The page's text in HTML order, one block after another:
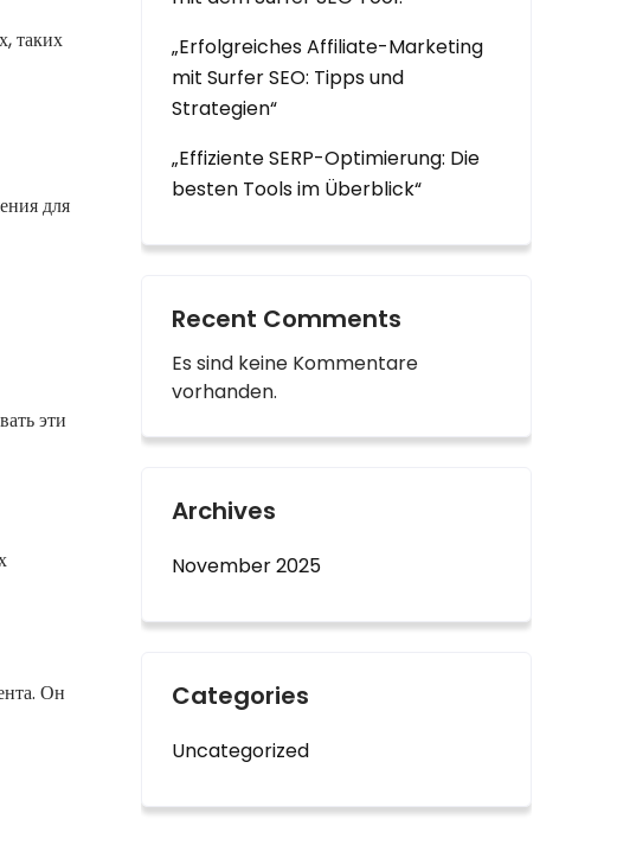
таких
для
эти
Он
„Erfolgreiches Affiliate-Marketing
mit Surfer SEO: Tipps und
Strategien“
„Effiziente SERP-Optimierung: Die
besten Tools im Überblick“
Recent Comments
Es sind keine Kommentare
vorhanden.
Archives
November 2025
Categories
Uncategorized